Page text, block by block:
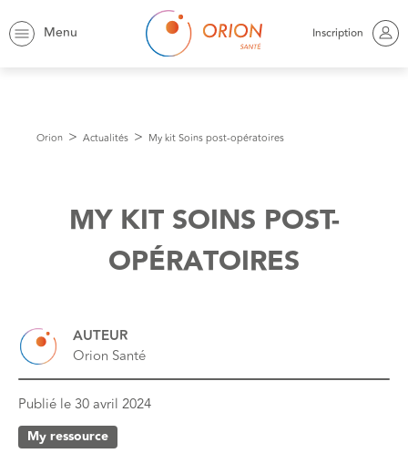
Menu Inscription
Orion Actualités My kit Soins post-opératoires
MY KIT SOINS POST-
OPÉRATOIRES
AUTEUR
Orion Santé
Publié le 30 avril 2024
My ressource